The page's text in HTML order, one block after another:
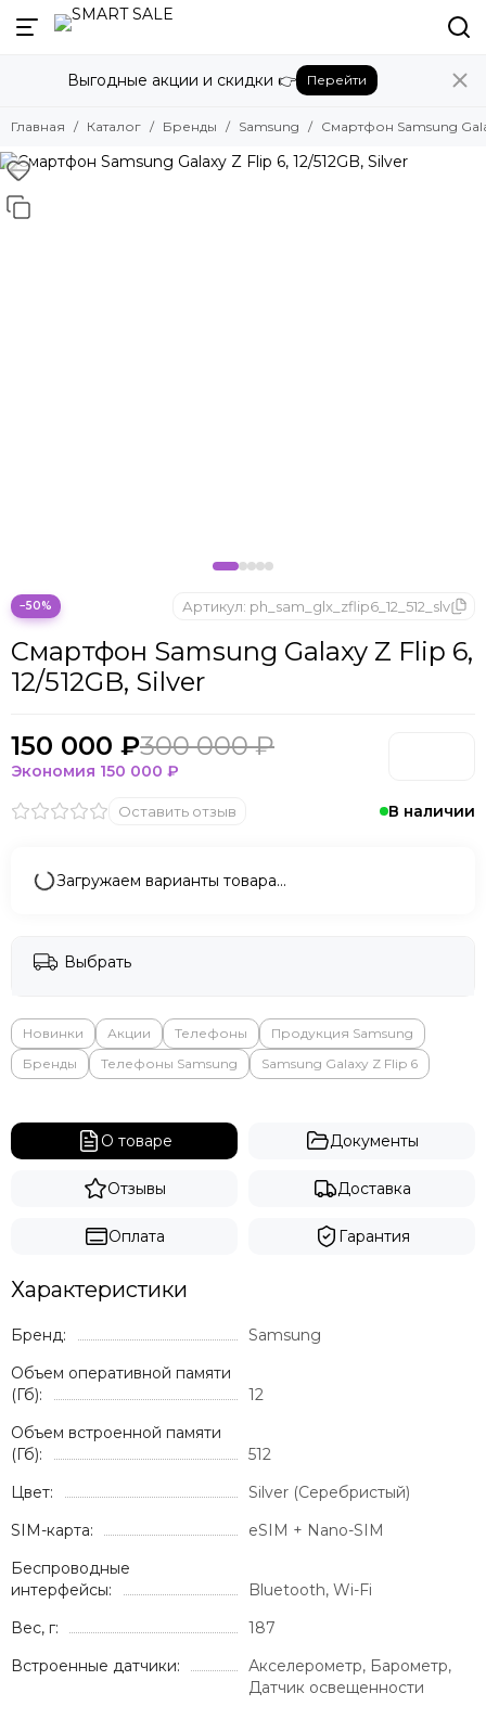
Назад
Бренды
Amazon
Apple
Bose
ONYX BOOX
Oukitel
Pico
POCO
Sony
Valve
Whoop
ZTE
Выгодные акции и скидки 👉 Перейти
Главная Каталог Бренды Samsung Смартфон Samsung
−50%
В наличии
Смартфон Samsung Galaxy Z Flip 6,
12/512GB, Silver
Артикул: ph_sam_glx_zflip6_12_512_slv
Оставить отзыв
150 000 ₽300 000 ₽
Экономия 150 000 ₽
Загружаем варианты товара…
Выбрать
Новинки Акции Телефоны
Продукция Samsung
Бренды
Телефоны Samsung Samsung Galaxy Z Flip 6
О товаре Документы
Отзывы Доставка
Оплата Гарантия
Характеристики
Бренд:
Samsung
Объем оперативной памяти
(Гб):
12
Объем встроенной памяти
(Гб):
512
Цвет:
Silver (Серебристый)
SIM-карта:
eSIM + Nano-SIM
Беспроводные
интерфейсы:
Bluetooth, Wi-Fi
Вес, г:
187
Встроенные датчики:
Акселерометр, Барометр,
Датчик освещенности